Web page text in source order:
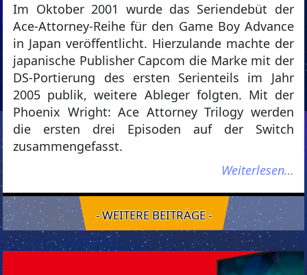
Im Oktober 2001 wurde das Seriendebüt der
Ace-Attorney-Reihe für den Game Boy Advance
in Japan veröffentlicht. Hierzulande machte der
japanische Publisher Capcom die Marke mit der
DS-Portierung des ersten Serienteils im Jahr
2005 publik, weitere Ableger folgten. Mit der
Phoenix Wright: Ace Attorney Trilogy werden
die ersten drei Episoden auf der Switch
zusammengefasst.
Weiterlesen…
- WEITERE BEITRÄGE -